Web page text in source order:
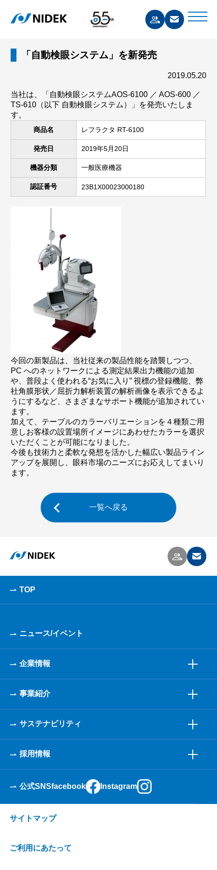
「自動検眼システム」を新発売
2019.05.20
当社は、「自動検眼システムAOS-6100 ／ AOS-600 ／
TS-610（以下 自動検眼システム）」を発売いたしま
す。
商品名 レフラクタ RT-6100
発売日 2019年5月20日
機器分類 一般医療機器
認証番号 23B1X00023000180
今回の新製品は、当社従来の製品性能を踏襲しつつ、
PC へのネットワークによる測定結果出力機能の追加
や、普段よく使われる“お気に入り” 視標の登録機能、弊
社角膜形状／屈折力解析装置の解析画像を表示できるよ
うにするなど、さまざまなサポート機能が追加されてい
ます。
加えて、テーブルのカラーバリエーションを４種類ご用
意しお客様の設置場所イメージにあわせたカラーを選択
いただくことが可能になりました。
今後も技術力と柔軟な発想を活かした幅広い製品ライン
アップを展開し、眼科市場のニーズにお応えしてまいり
ます。
一覧へ戻る
TOP
ニュース/イベント
企業情報
事業紹介
サステナビリティ
採用情報
公式SNSfacebook Instagram
サイトマップ
ご利用にあたって